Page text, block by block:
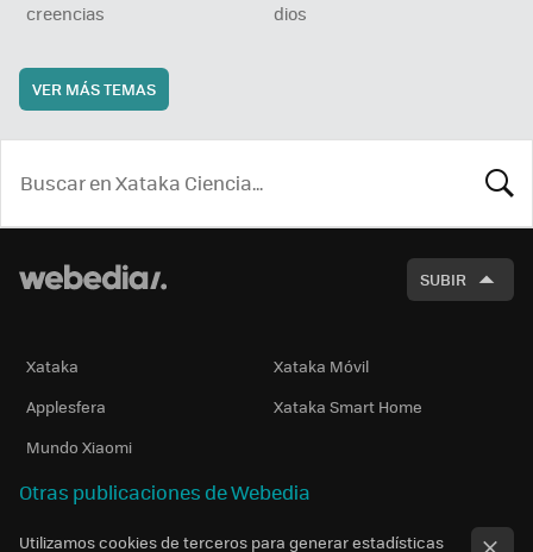
creencias
dios
VER MÁS TEMAS
SUBIR
Xataka
Xataka Móvil
Applesfera
Xataka Smart Home
Mundo Xiaomi
Otras publicaciones de Webedia
Utilizamos cookies de terceros para generar estadísticas